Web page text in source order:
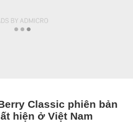
Classic phiên bản
hiện ở Việt Nam